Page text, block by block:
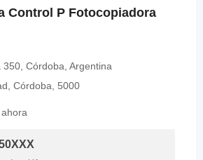
Control P Fotocopiadora
350, Córdoba, Argentina
Córdoba, 5000